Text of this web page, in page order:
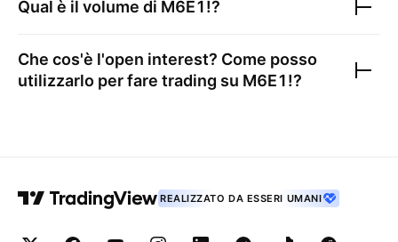
Qual è il volume di M6E1!?
Che cos'è l'open interest? Come posso
utilizzarlo per fare trading su M6E1!?
REALIZZATO DA ESSERI UMANI